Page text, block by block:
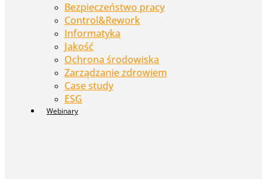
Bezpieczeństwo pracy
Control&Rework
Informatyka
Jakość
Ochrona środowiska
Zarządzanie zdrowiem
Case study
ESG
Webinary